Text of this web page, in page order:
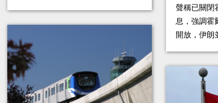
聲稱已關閉
息，強調霍
開放，伊